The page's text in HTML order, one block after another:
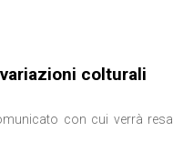
colturali
con cui verrà resa